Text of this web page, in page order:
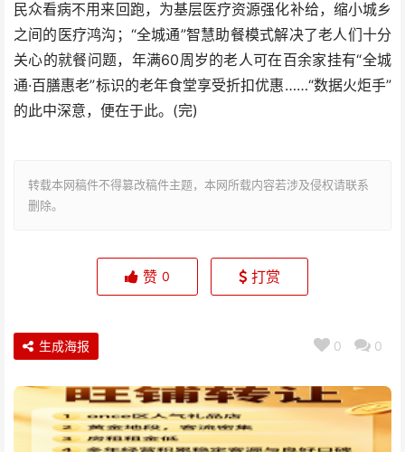
民众看病不用来回跑，为基层医疗资源强化补给，缩小城乡
之间的医疗鸿沟；“全城通”智慧助餐模式解决了老人们十分
关心的就餐问题，年满60周岁的老人可在百余家挂有“全城
通·百膳惠老”标识的老年食堂享受折扣优惠……“数据火炬手”
的此中深意，便在于此。(完)
转载本网稿件不得篡改稿件主题，本网所载内容若涉及侵权请联系
删除。
赞 0 打赏
0 0
生成海报